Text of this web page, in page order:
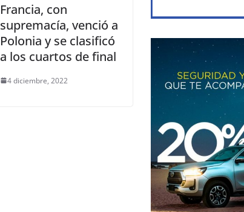
Francia, con
supremacía, venció a
Polonia y se clasificó
a los cuartos de final
4 diciembre, 2022